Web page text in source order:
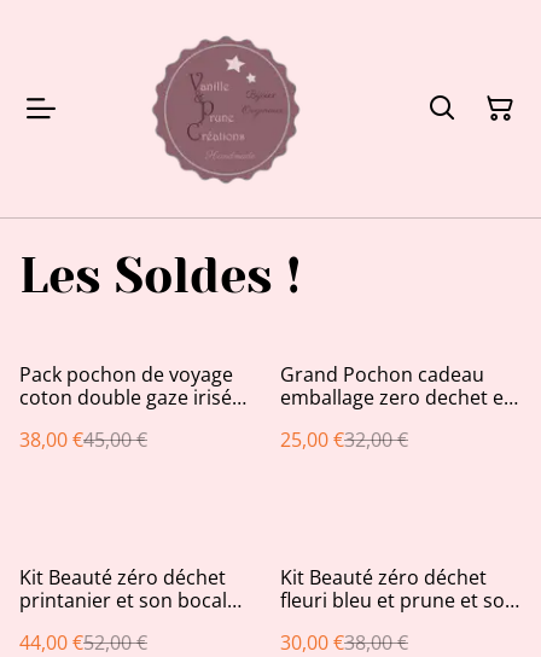
Les Soldes !
%
Pack pochon de voyage
coton double gaze irisé
chouchou
38,00 €45,00 €
%
Grand Pochon cadeau
emballage zero dechet et
bijoux assortis
25,00 €32,00 €
%
Kit Beauté zéro déchet
printanier et son bocal
44,00 €52,00 €
%
Kit Beauté zéro déchet
fleuri bleu et prune et son
30,00 €38,00 €